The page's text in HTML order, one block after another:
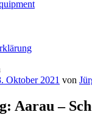
Oktober 2021 von
Aarau –